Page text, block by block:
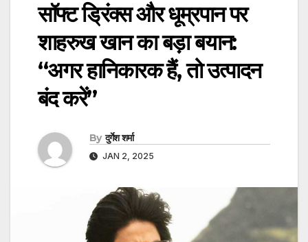
सॉफ्ट ड्रिंक्स और धूम्रपान पर
शाहरुख खान का बड़ा बयान:
“अगर हानिकारक हैं, तो उत्पादन
बंद करें”
By दुर्गेश शर्मा
JAN 2, 2025